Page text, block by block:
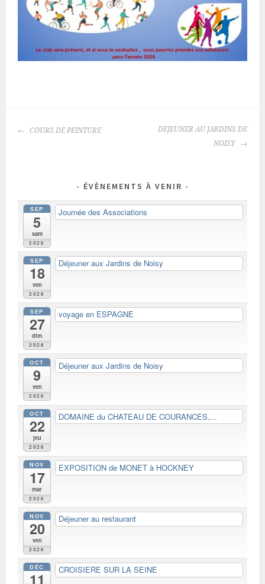
NAVIGATION
COURS DE PEINTURE
DEJEUNER AU JARDINS DE
NOISY
ÉVÈNEMENTS À VENIR
SEP
5
sam
2026
Journée des Associations
SEP
18
ven
2026
Déjeuner aux Jardins de Noisy
SEP
27
dim
2026
voyage en ESPAGNE
OCT
9
ven
2026
Déjeuner aux Jardins de Noisy
OCT
22
jeu
2026
DOMAINE du CHATEAU DE COURANCES,...
NOV
17
mar
2026
EXPOSITION de MONET à HOCKNEY
NOV
20
ven
2026
Déjeuner au restaurant
DÉC
11
CROISIERE SUR LA SEINE